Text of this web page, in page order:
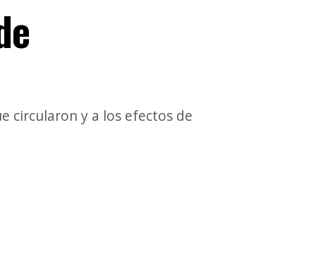
circularon y a los efectos de